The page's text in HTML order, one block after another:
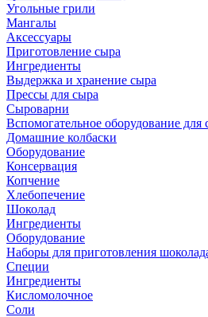
Угольные грили
Мангалы
Аксессуары
Приготовление сыра
Ингредиенты
Выдержка и хранение сыра
Прессы для сыра
Сыроварни
Вспомогательное оборудование для
Домашние колбаски
Оборудование
Консервация
Копчение
Хлебопечение
Шоколад
Ингредиенты
Оборудование
Наборы для приготовления
Специи
Ингредиенты
Кисломолочное
Соли